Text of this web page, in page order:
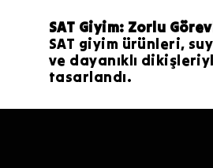
SAT Giyim: Zorlu
SAT giyim ürünleri,
ve dayanıklı
tasarlandı.